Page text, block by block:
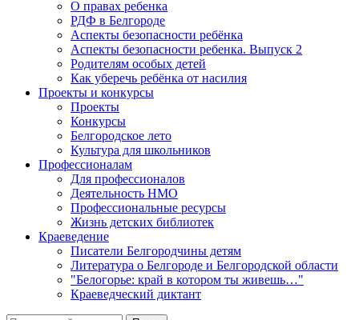
О правах ребенка
РДФ в Белгороде
Аспекты безопасности ребёнка
Аспекты безопасности ребенка. Выпуск 2
Родителям особых детей
Как уберечь ребёнка от насилия
Проекты и конкурсы
Проекты
Конкурсы
Белгородское лето
Культура для школьников
Профессионалам
Для профессионалов
Деятельность НМО
Профессиональные ресурсы
Жизнь детских библиотек
Краеведение
Писатели Белгородчины детям
Литература о Белгороде и Белгородской области
"Белогорье: край в котором ты живешь…"
Краеведческий диктант